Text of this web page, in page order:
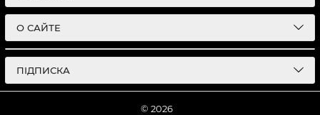
О САЙТЕ
ПІДПИСКА
© 2026